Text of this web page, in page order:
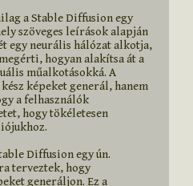
a Stable Diffusion egy
szöveges leírások alapján
egy neurális hálózat alkotja,
hogyan alakítsa át a
műalkotásokká. A
képeket generál, hanem
a felhasználók
hogy tökéletesen
Diffusion egy ún.
terveztek, hogy
generáljon. Ez a